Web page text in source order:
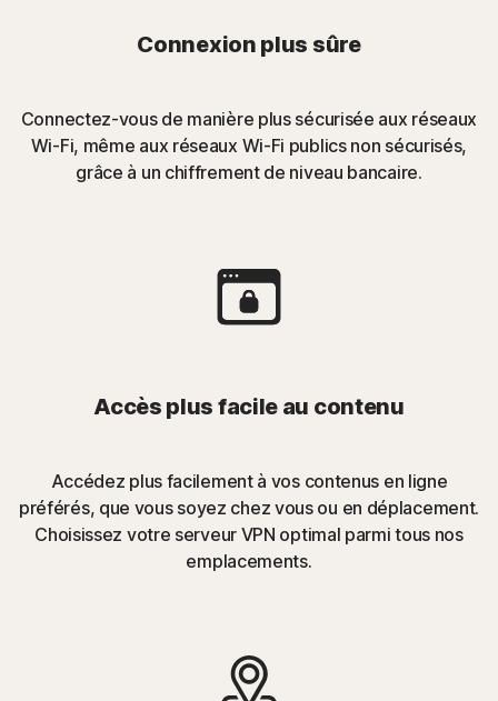
Connexion plus sûre
Connectez-vous de manière plus sécurisée aux réseaux
Wi-Fi, même aux réseaux Wi-Fi publics non sécurisés,
grâce à un chiffrement de niveau bancaire.
Accès plus facile au contenu
Accédez plus facilement à vos contenus en ligne
préférés, que vous soyez chez vous ou en déplacement.
Choisissez votre serveur VPN optimal parmi tous nos
emplacements.